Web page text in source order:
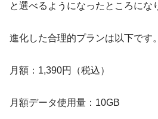
と選べるようになったところにな
進化した合理的プランは以下です。
月額：1,390円（税込）
月額データ使用量：10GB